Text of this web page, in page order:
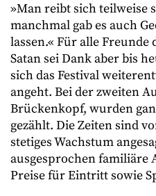
»Man reibt sich teilweise
manchmal gab es auch
lassen.« Für alle Freunde
Satan sei Dank aber bis
sich das Festival
angeht. Bei der zweiten
Brückenkopf, wurden
gezählt. Die Zeiten sind
stetiges Wachstum
ausgesprochen familiäre
Preise für Eintritt sowie